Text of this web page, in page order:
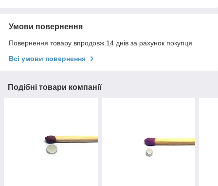
Умови повернення
Повернення товару впродовж 14 днів за рахунок покупця
Всі умови повернення
Подібні товари компанії